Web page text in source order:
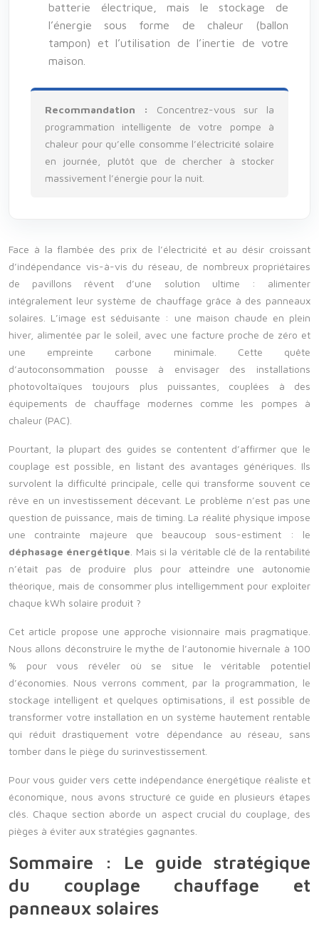
batterie électrique, mais le stockage de
l’énergie sous forme de chaleur (ballon
tampon) et l’utilisation de l’inertie de votre
maison.
Recommandation :
Concentrez-vous sur la
programmation intelligente de votre pompe à
chaleur pour qu’elle consomme l’électricité solaire
en journée, plutôt que de chercher à stocker
massivement l’énergie pour la nuit.
Face à la flambée des prix de l’électricité et au désir croissant
d’indépendance vis-à-vis du réseau, de nombreux propriétaires
de pavillons rêvent d’une solution ultime : alimenter
intégralement leur système de chauffage grâce à des panneaux
solaires. L’image est séduisante : une maison chaude en plein
hiver, alimentée par le soleil, avec une facture proche de zéro et
une empreinte carbone minimale. Cette quête
d’autoconsommation pousse à envisager des installations
photovoltaïques toujours plus puissantes, couplées à des
équipements de chauffage modernes comme les pompes à
chaleur (PAC).
Pourtant, la plupart des guides se contentent d’affirmer que le
couplage est possible, en listant des avantages génériques. Ils
survolent la difficulté principale, celle qui transforme souvent ce
rêve en un investissement décevant. Le problème n’est pas une
question de puissance, mais de timing. La réalité physique impose
une contrainte majeure que beaucoup sous-estiment : le
déphasage énergétique . Mais si la véritable clé de la rentabilité
n’était pas de produire plus pour atteindre une autonomie
théorique, mais de consommer plus intelligemment pour exploiter
chaque kWh solaire produit ?
Cet article propose une approche visionnaire mais pragmatique.
Nous allons déconstruire le mythe de l’autonomie hivernale à 100
% pour vous révéler où se situe le véritable potentiel
d’économies. Nous verrons comment, par la programmation, le
stockage intelligent et quelques optimisations, il est possible de
transformer votre installation en un système hautement rentable
qui réduit drastiquement votre dépendance au réseau, sans
tomber dans le piège du surinvestissement.
Pour vous guider vers cette indépendance énergétique réaliste et
économique, nous avons structuré ce guide en plusieurs étapes
clés. Chaque section aborde un aspect crucial du couplage, des
pièges à éviter aux stratégies gagnantes.
Sommaire : Le guide stratégique
du couplage chauffage et
panneaux solaires